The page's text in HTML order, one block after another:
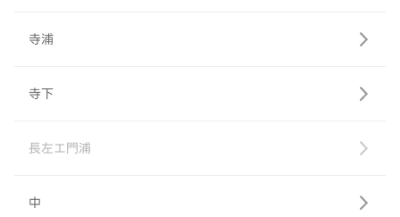
寺浦
寺下
長左エ門浦
中